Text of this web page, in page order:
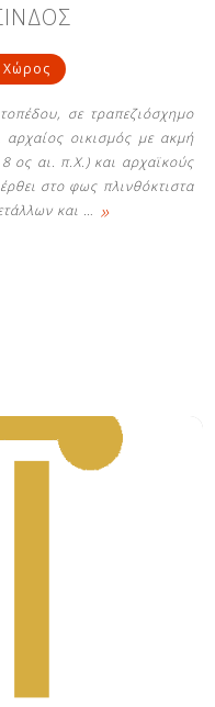
Χώρος
σε τραπεζιόσχημο
αρχαίος οικισμός με ακμή
ος αι. π.Χ.) και αρχαϊκούς
στο φως πλινθόκτιστα
και … »